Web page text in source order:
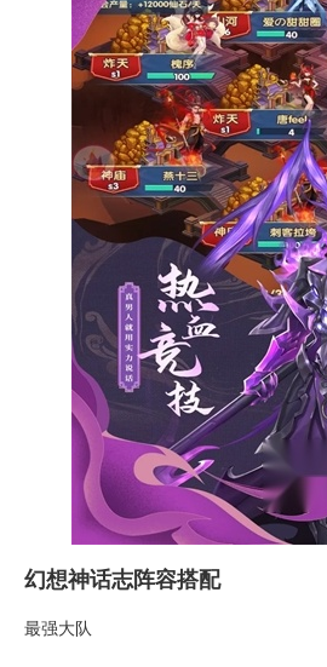
幻想神话志阵容搭配
最强大队